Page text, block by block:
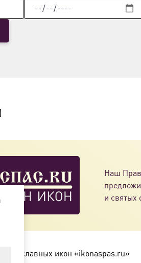
Наш
и святых
православных икон «ikonaspas.ru»